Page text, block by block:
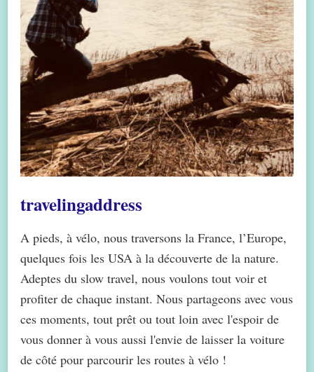
travelingaddress
A pieds, à vélo, nous traversons la France, l’Europe,
quelques fois les USA à la découverte de la nature.
Adeptes du slow travel, nous voulons tout voir et
profiter de chaque instant. Nous partageons avec vous
ces moments, tout prêt ou tout loin avec l'espoir de
vous donner à vous aussi l'envie de laisser la voiture
de côté pour parcourir les routes à vélo !